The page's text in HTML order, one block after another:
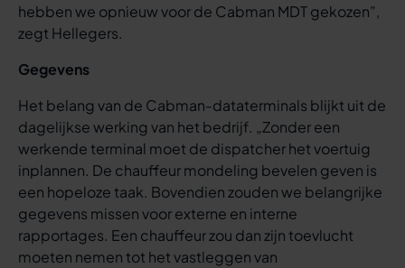
hebben we opnieuw voor de Cabman MDT gekozen”,
zegt Hellegers.
Gegevens
Het belang van de Cabman-dataterminals blijkt uit de
dagelijkse werking van het bedrijf. „Zonder een
werkende terminal moet de dispatcher het voertuig
inplannen. De chauffeur mondeling bevelen geven is
een hopeloze taak. Bovendien zouden we belangrijke
gegevens missen voor externe en interne
rapportages. Een chauffeur zou dan zijn toevlucht
moeten nemen tot het vastleggen van